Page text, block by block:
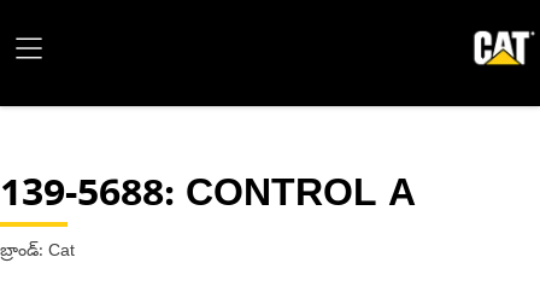
139-5688: CONTROL A
బ్రాండ్: Cat